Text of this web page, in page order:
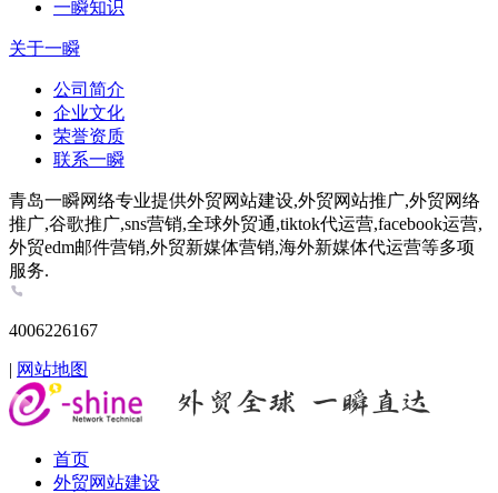
一瞬知识
关于一瞬
公司简介
企业文化
荣誉资质
联系一瞬
青岛一瞬网络专业提供外贸网站建设,外贸网站推广,外贸网络
推广,谷歌推广,sns营销,全球外贸通,tiktok代运营,facebook运营,
外贸edm邮件营销,外贸新媒体营销,海外新媒体代运营等多项
服务.
4006226167
| 网站地图
首页
外贸网站建设